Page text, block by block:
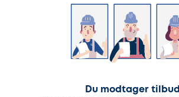
Du modtager tilbud